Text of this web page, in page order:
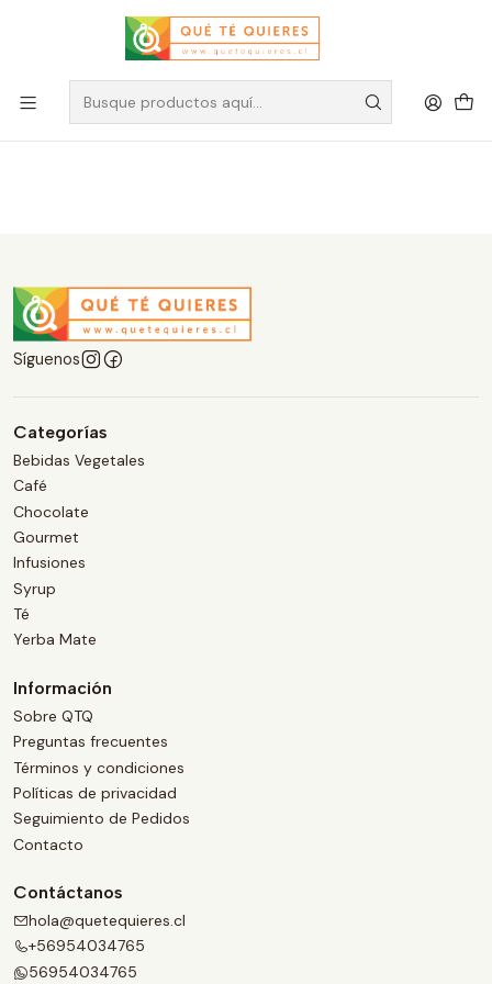
Agua Tónica
Filtros
Síguenos
Categorías
Bebidas Vegetales
Café
Chocolate
Gourmet
Infusiones
Syrup
Té
Yerba Mate
Información
Sobre QTQ
Preguntas frecuentes
Términos y condiciones
Políticas de privacidad
Seguimiento de Pedidos
Contacto
Contáctanos
hola@quetequieres.cl
+56954034765
56954034765